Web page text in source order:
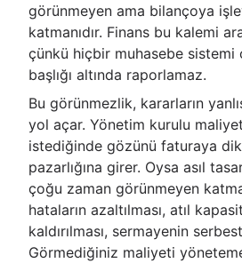
görünmeyen ama bilançoya
katmanıdır. Finans bu kalemi
çünkü hiçbir muhasebe sistemi
başlığı altında raporlamaz.
Bu görünmezlik, kararların
yol açar. Yönetim kurulu
istediğinde gözünü faturaya
pazarlığına girer. Oysa asıl
çoğu zaman görünmeyen
hataların azaltılması, atıl
kaldırılması, sermayenin serbest
Görmediğiniz maliyeti